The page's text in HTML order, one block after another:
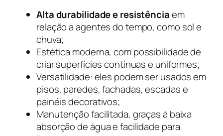
Alta durabilidade e resistênciaem
relação a agentes do tempo, como sol e
chuva;
Estética moderna, com possibilidade de
criar superfícies contínuas e uniformes;
Versatilidade: eles podem ser usados em
pisos, paredes, fachadas, escadas e
painéis decorativos;
Manutenção facilitada, graças à baixa
absorção de água e facilidade para